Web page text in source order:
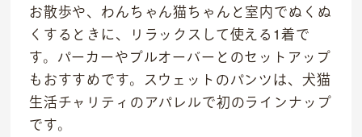
お散歩や、わんちゃん猫ちゃんと室内でぬくぬ
くするときに、リラックスして使える1着で
す。パーカーやプルオーバーとのセットアップ
もおすすめです。スウェットのパンツは、犬猫
生活チャリティのアパレルで初のラインナップ
です。